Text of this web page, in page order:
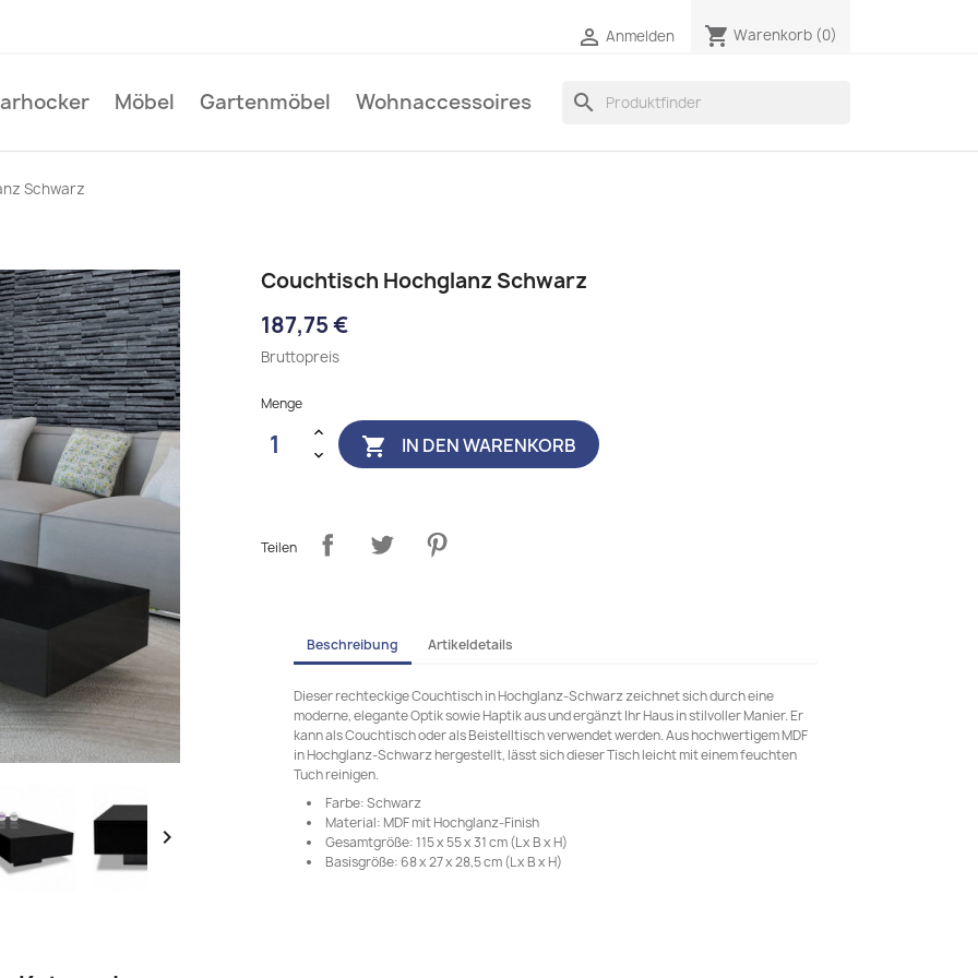
 Anmelden shopping_cart Warenkorb (0)
Möbel Gartenmöbel Wohnaccessoires search
Schwarz

Couchtisch Hochglanz Schwarz
187,75 €
Bruttopreis
Menge
 IN DEN WARENKORB
Teilen
Beschreibung Artikeldetails
Dieser rechteckige Couchtisch in Hochglanz-Schwarz zeichnet sich durch eine
moderne, elegante Optik sowie Haptik aus und ergänzt Ihr Haus in stilvoller Manier. Er
kann als Couchtisch oder als Beistelltisch verwendet werden. Aus hochwertigem MDF
in Hochglanz-Schwarz hergestellt, lässt sich dieser Tisch leicht mit einem feuchten
Tuch reinigen.
Farbe: Schwarz
Material: MDF mit Hochglanz-Finish
Gesamtgröße: 115 x 55 x 31 cm (L x B x H)
Basisgröße: 68 x 27 x 28,5 cm (L x B x H)